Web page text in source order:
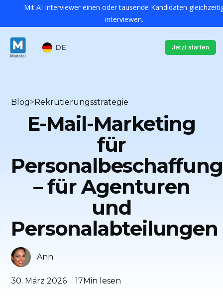
Mit AI Interviewer einen oder tausende Kandidaten
interviewen.
DE Jetzt starten
Blog>Rekrutierungsstrategie
E-Mail-Marketing
für
Personalbeschaffung
– für Agenturen
und
Personalabteilungen
30. März 2026 17Min lesen
Ann